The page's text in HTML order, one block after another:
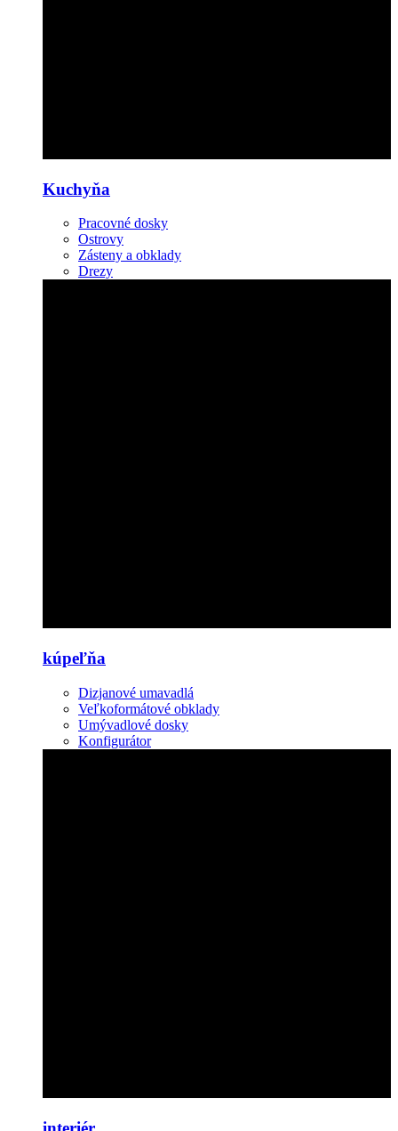
Kuchyňa
Pracovné dosky
Ostrovy
Zásteny a obklady
Drezy
kúpeľňa
Dizjanové umavadlá
Veľkoformátové obklady
Umývadlové dosky
Konfigurátor